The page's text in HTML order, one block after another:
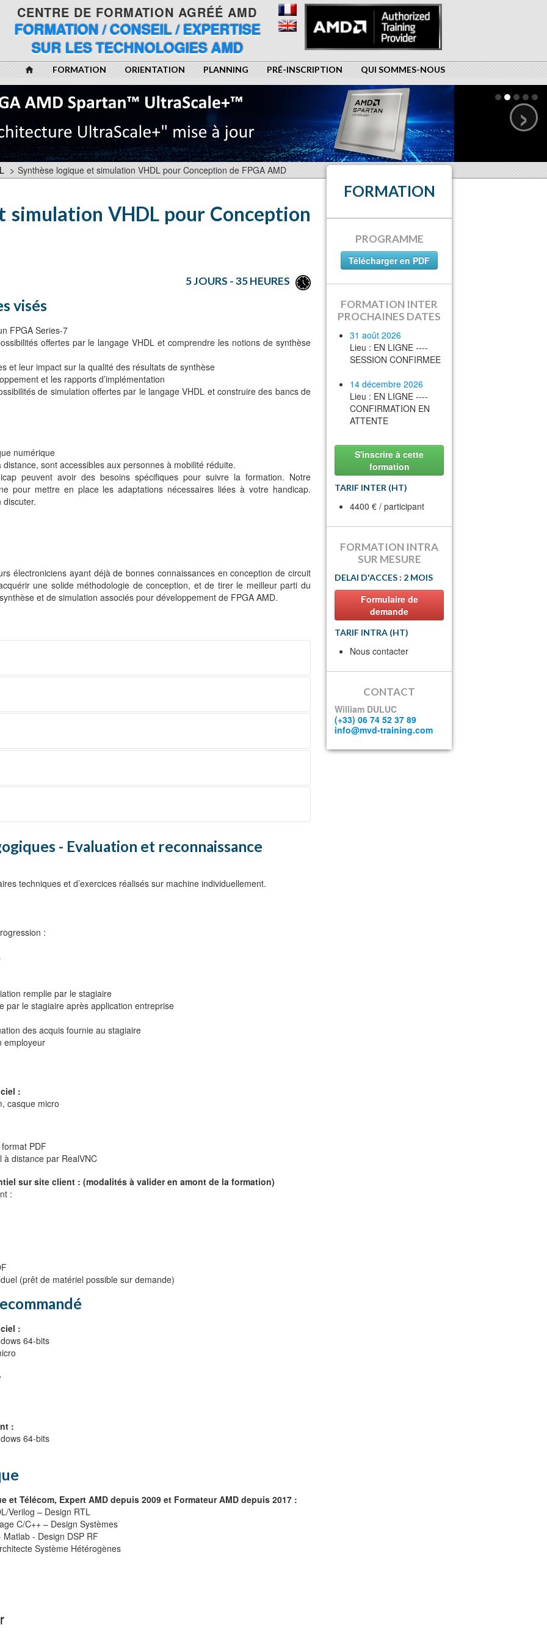
CENTRE DE FORMATION AGRÉÉ AMD
FORMATION / CONSEIL / EXPERTISE
SUR LES TECHNOLOGIES AMD
FORMATION ORIENTATION PLANNING PRÉ-INSCRIPTION QUI SOMMES-NOUS
›
> Synthèse logique et simulation VHDL pour Conception de FPGA AMD
simulation VHDL pour Conception
5 JOURS - 35 HEURES
visés
FPGA Series-7
offertes par le langage VHDL et comprendre les notions de synthèse
et leur impact sur la qualité des résultats de synthèse
et les rapports d’implémentation
de simulation offertes par le langage VHDL et construire des bancs de
numérique
sont accessibles aux personnes à mobilité réduite.
peuvent avoir des besoins spécifiques pour suivre la formation. Notre
pour mettre en place les adaptations nécessaires liées à votre handicap.
discuter.
électroniciens ayant déjà de bonnes connaissances en conception de circuit
une solide méthodologie de conception, et de tirer le meilleur parti du
et de simulation associés pour développement de FPGA AMD.
select, for generate
simulation existants
- Evaluation et reconnaissance
techniques et d’exercices réalisés sur machine individuellement.
:
remplie par le stagiaire
par le stagiaire après application entreprise
des acquis fournie au stagiaire
employeur
:
casque micro
PDF
à distance par RealVNC
sur site client : (modalités à valider en amont de la formation)
:
(prêt de matériel possible sur demande)
:
64-bits
:
64-bits
et Télécom, Expert AMD depuis 2009 et Formateur AMD depuis 2017 :
Verilog – Design RTL
C/C++ – Design Systèmes
- Design DSP RF
Système Hétérogènes
FORMATION
PROGRAMME
Télécharger en PDF
FORMATION INTER
PROCHAINES DATES
31 août 2026
Lieu : EN LIGNE ----
SESSION CONFIRMEE
14 décembre 2026
Lieu : EN LIGNE ----
CONFIRMATION EN
ATTENTE
S'inscrire à cette
formation
TARIF INTER (HT)
4400 € / participant
FORMATION INTRA
SUR MESURE
DELAI D'ACCES : 2 MOIS
Formulaire de
demande
TARIF INTRA (HT)
Nous contacter
CONTACT
William DULUC
(+33) 06 74 52 37 89
info@mvd-training.com